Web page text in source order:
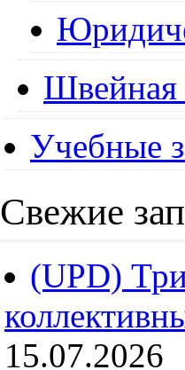
Швейная
Учебные
Свежие
(UPD)
15.07.2026